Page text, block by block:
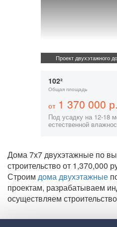
Проект двухэтажного
102²
Общая площадь
от1 370 000 р.
Под усадку на 12-18
естественной
Дома 7x7 двухэтажные по
строительство от
Строим дома двухэтажные
проектам, разрабатываем
осуществляем